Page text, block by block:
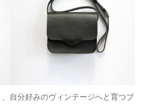
自分好みのヴィンテージへと育つブ